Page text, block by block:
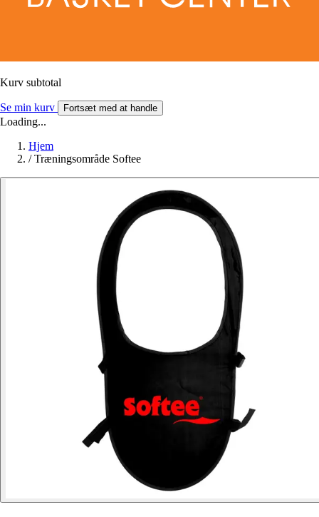
Kurv subtotal
Se min kurv Fortsæt med at handle
Loading...
Hjem
/ Træningsområde Softee